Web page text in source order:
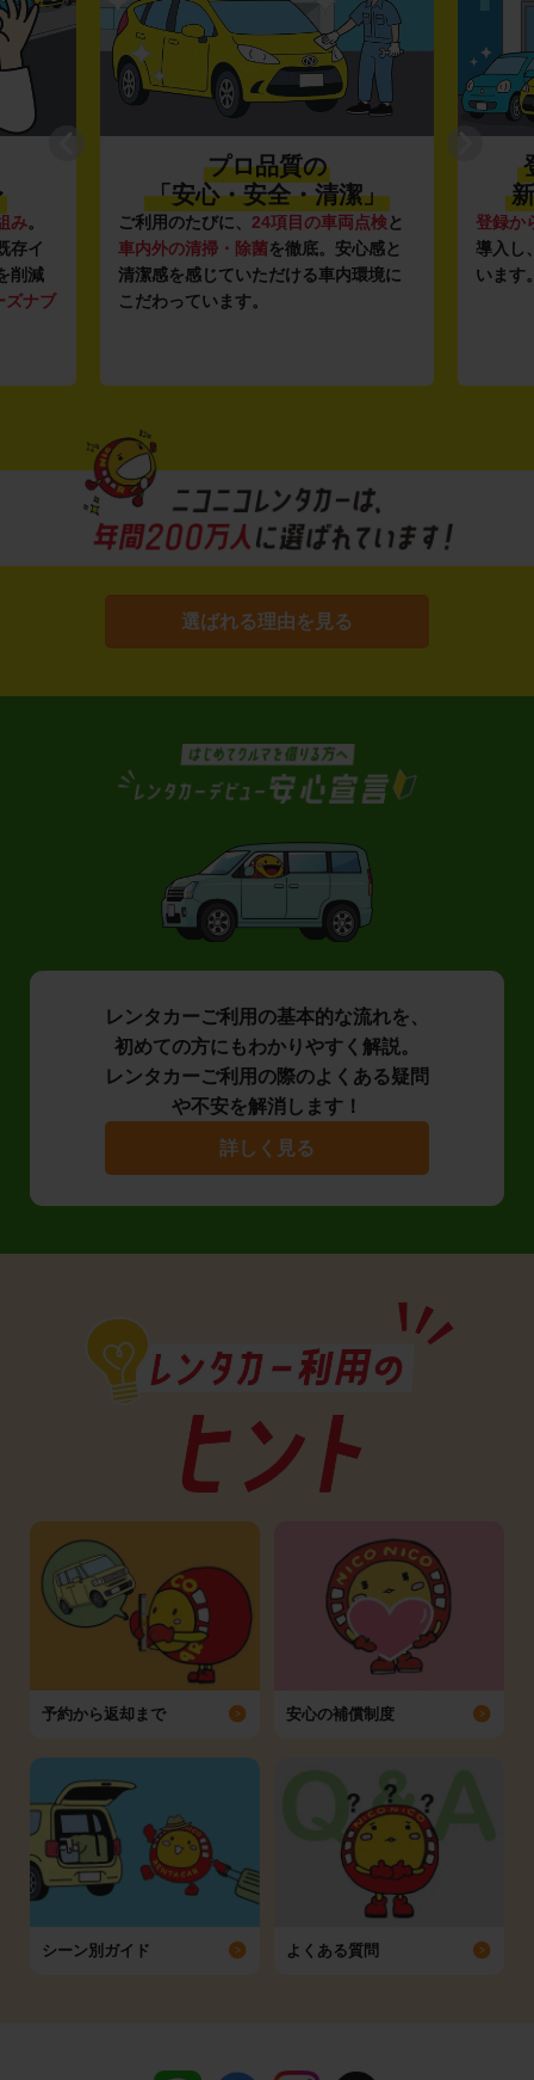
み。
存イ
削減
ズナブ
プロ品質の
「安心・安全・清潔」
ご利用のたびに、 24項目の車両点検と
車内外の清掃・除菌を徹底。安心感と
清潔感を感じていただける車内環境に
こだわっています。
登録か
導入し
います
選ばれる理由を見る
レンタカーご利用の基本的な流れを、
初めての方にもわかりやすく解説。
レンタカーご利用の際のよくある疑問
や不安を解消します！
詳しく見る
予約から返却まで 安心の補償制度
シーン別ガイド よくある質問